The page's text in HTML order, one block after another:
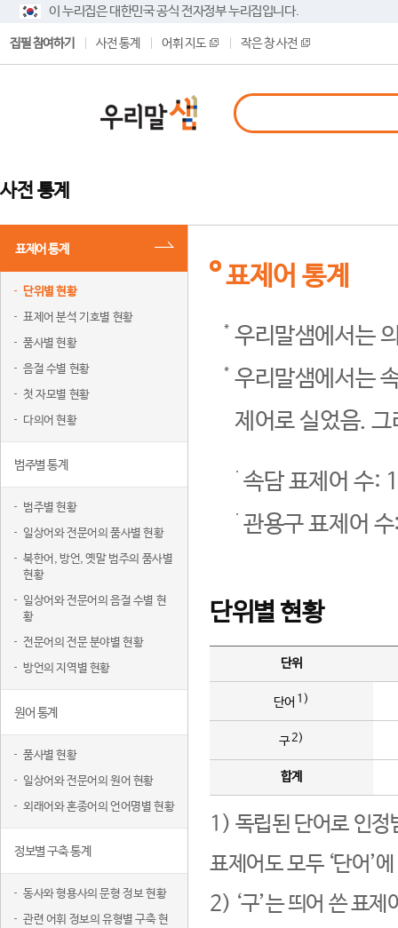
이 누리집은 대한민국 공식 전자정부 누리집입니다.
집필 참여하기 사전 통계 어휘 지도 작은 창 사전
사전 통계
표제어 통계
단위별 현황
표제어 분석 기호별 현황
품사별 현황
음절 수별 현황
첫 자모별 현황
다의어 현황
범주별 통계
범주별 현황
일상어와 전문어의 품사별 현황
북한어, 방언, 옛말 범주의 품사별
현황
일상어와 전문어의 음절 수별 현
황
전문어의 전문 분야별 현황
방언의 지역별 현황
원어 통계
품사별 현황
일상어와 전문어의 원어 현황
외래어와 혼종어의 언어명별 현황
정보별 구축 통계
동사와 형용사의 문형 정보 현황
관련 어휘 정보의 유형별 구축 현
표제어 통계
우리말샘에서는
우리말샘에서는
제어로 실었음.
속담 표제어 수:
관용구 표제어
단위별 현황
단위
단어 1)
구2)
합계
1) 독립된 단어로 인정
표제어도 모두 ‘단어’
2) ‘구’는 띄어 쓴 표